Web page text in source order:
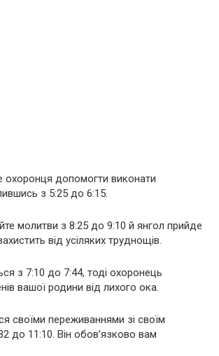
охоронця допомогти виконати
з 5:25 до 6:15.
молитви з 8:25 до 9:10 й янгол прийде
від усіляких труднощів.
з 7:10 до 7:44, тоді охоронець
вашої родини від лихого ока.
своїми переживаннями зі своїм
до 11:10. Він обов’язково вам